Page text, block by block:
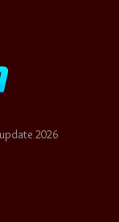
2026